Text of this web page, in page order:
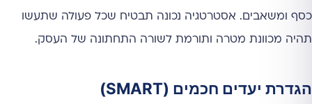
כסף ומשאבים. אסטרטגיה נכונה תבטיח שכל פעולה שתעשו
תהיה מכוונת מטרה ותורמת לשורה התחתונה של העסק.
הגדרת יעדים חכמים (SMART)